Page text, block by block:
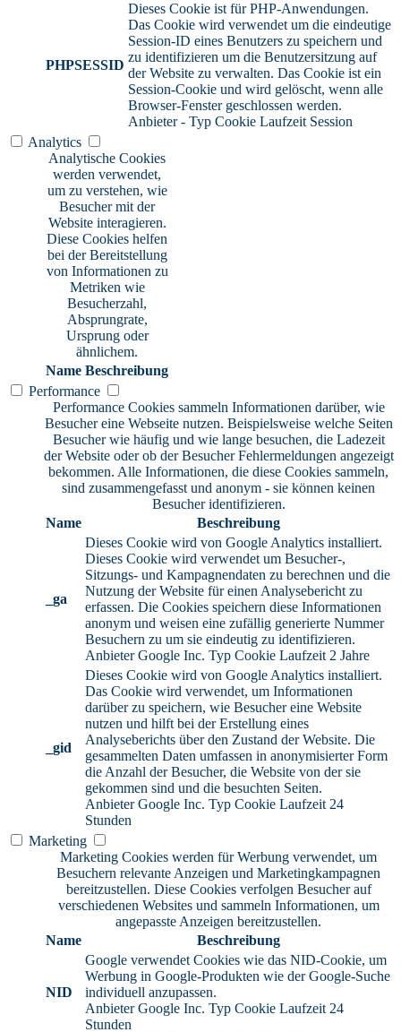
PHPSESSID
Dieses Cookie ist für PHP-Anwendungen.
Das Cookie wird verwendet um die eindeutige
Session-ID eines Benutzers zu speichern und
zu identifizieren um die Benutzersitzung auf
der Website zu verwalten. Das Cookie ist ein
Session-Cookie und wird gelöscht, wenn alle
Browser-Fenster geschlossen werden.
Anbieter - Typ Cookie Laufzeit Session
Analytics
Analytische Cookies
werden verwendet,
um zu verstehen, wie
Besucher mit der
Website interagieren.
Diese Cookies helfen
bei der Bereitstellung
von Informationen zu
Metriken wie
Besucherzahl,
Absprungrate,
Ursprung oder
ähnlichem.
Name Beschreibung
Performance
Performance Cookies sammeln Informationen darüber, wie
Besucher eine Webseite nutzen. Beispielsweise welche Seiten
Besucher wie häufig und wie lange besuchen, die Ladezeit
der Website oder ob der Besucher Fehlermeldungen angezeigt
bekommen. Alle Informationen, die diese Cookies sammeln,
sind zusammengefasst und anonym - sie können keinen
Besucher identifizieren.
Name
Beschreibung
_ga
Dieses Cookie wird von Google Analytics installiert.
Dieses Cookie wird verwendet um Besucher-,
Sitzungs- und Kampagnendaten zu berechnen und die
Nutzung der Website für einen Analysebericht zu
erfassen. Die Cookies speichern diese Informationen
anonym und weisen eine zufällig generierte Nummer
Besuchern zu um sie eindeutig zu identifizieren.
Anbieter Google Inc. Typ Cookie Laufzeit 2 Jahre
_gid
Dieses Cookie wird von Google Analytics installiert.
Das Cookie wird verwendet, um Informationen
darüber zu speichern, wie Besucher eine Website
nutzen und hilft bei der Erstellung eines
Analyseberichts über den Zustand der Website. Die
gesammelten Daten umfassen in anonymisierter Form
die Anzahl der Besucher, die Website von der sie
gekommen sind und die besuchten Seiten.
Anbieter Google Inc. Typ Cookie Laufzeit 24
Stunden
Marketing
Marketing Cookies werden für Werbung verwendet, um
Besuchern relevante Anzeigen und Marketingkampagnen
bereitzustellen. Diese Cookies verfolgen Besucher auf
verschiedenen Websites und sammeln Informationen, um
angepasste Anzeigen bereitzustellen.
Name
Beschreibung
NID
Google verwendet Cookies wie das NID-Cookie, um
Werbung in Google-Produkten wie der Google-Suche
individuell anzupassen.
Anbieter Google Inc. Typ Cookie Laufzeit 24
Stunden